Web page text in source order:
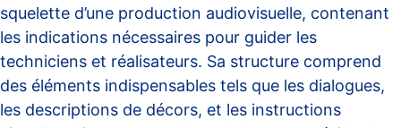
squelette d’une production audiovisuelle, contenant
les indications nécessaires pour guider les
techniciens et réalisateurs. Sa structure comprend
des éléments indispensables tels que les dialogues,
les descriptions de décors, et les instructions